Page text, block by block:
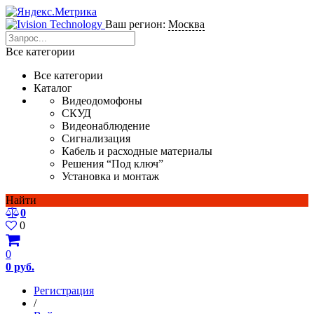
Ваш регион: Москва
Все категории
Все категории
Каталог
Видеодомофоны
СКУД
Видеонаблюдение
Сигнализация
Кабель и расходные материалы
Решения “Под ключ”
Установка и монтаж
Найти
0
0
0
0 руб.
Регистрация
/